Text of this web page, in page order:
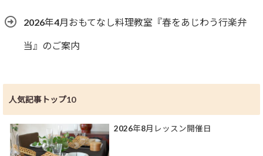
2026年4月おもてなし料理教室『春をあじわう行楽弁
当』のご案内
人気記事トップ10
2026年8月レッスン開催日